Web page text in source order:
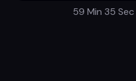
59 Min 35 Sec